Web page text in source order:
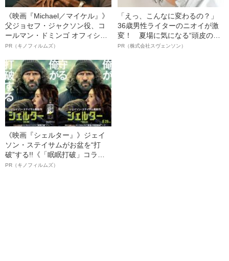
《映画『Michael／マイケル』》
父ジョセフ・ジャクソン役、コ
ールマン・ドミンゴ オフィシャ
ルインタビュー“観客を魅了した
語る”《日本興収70億円突破》
PR（キノフィルムズ）
「えっ、こんなに変わるの？」
36歳男性ライターのニオイが激
変！ 夏場に気になる“頭皮のニ
オイ”や“ベタつき”を解消す
PR（株式会社スヴェンソン）
《映画『シェルター』》ジェイ
ソン・ステイサムがお盆を“打
破”する!!《「眠眠打破」コラ
ボ》
PR（キノフィルムズ）